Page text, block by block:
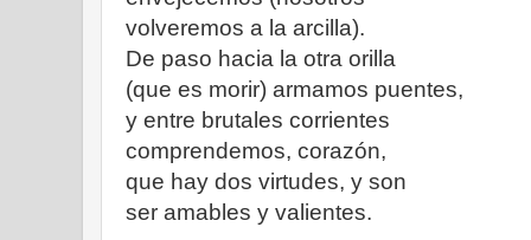
volveremos a la arcilla).
De paso hacia la otra orilla
(que es morir) armamos puentes,
y entre brutales corrientes
comprendemos, corazón,
que hay dos virtudes, y son
ser amables y valientes.